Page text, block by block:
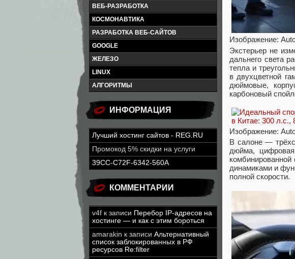
ВЕБ-РАЗРАБОТКА
КОСМОНАВТИКА
РАЗРАБОТКА ВЕБ-САЙТОВ
GOOGLE
ЖЕЛЕЗО
LINUX
АЛГОРИТМЫ
ИНФОРМАЦИЯ
Лучший хостинг сайтов - REG.RU
Промокод 5% скидки на услуги
39CC-C72F-6342-560A
КОММЕНТАРИИ
v4f к записи Перебор IP-адресов на
хостинге — и как с этим бороться
amarakin к записи Альтернативный
список заблокированных в РФ
ресурсов Re:filter
Изображение:
Экстерьер не
дальнего света
тепла и
в двухцветной
дюймовые,
карбоновый
Изображение:
В салоне —
дюйма,
динамиками и
полной скорости.